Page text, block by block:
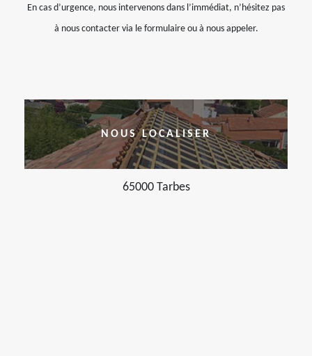
En cas d’urgence, nous intervenons dans l’immédiat, n’hésitez pas
à nous contacter via le formulaire ou à nous appeler.
NOUS LOCALISER
65000 Tarbes